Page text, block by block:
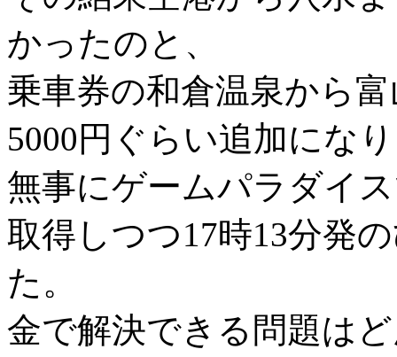
かったのと、
乗車券の和倉温泉から
5000円ぐらい追加にな
無事にゲームパラダイ
取得しつつ17時13分発
た。
金で解決できる問題は